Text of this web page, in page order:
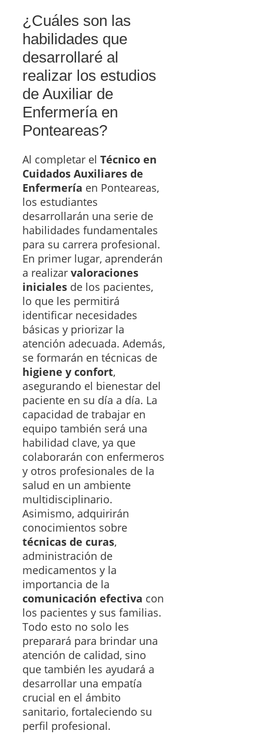
¿Cuáles son las
habilidades que
desarrollaré al
realizar los estudios
de Auxiliar de
Enfermería en
Ponteareas?
Al completar el Técnico en
Cuidados Auxiliares de
Enfermería en Ponteareas,
los estudiantes
desarrollarán una serie de
habilidades fundamentales
para su carrera profesional.
En primer lugar, aprenderán
a realizar valoraciones
iniciales de los pacientes,
lo que les permitirá
identificar necesidades
básicas y priorizar la
atención adecuada. Además,
se formarán en técnicas de
higiene y confort,
asegurando el bienestar del
paciente en su día a día. La
capacidad de trabajar en
equipo también será una
habilidad clave, ya que
colaborarán con enfermeros
y otros profesionales de la
salud en un ambiente
multidisciplinario.
Asimismo, adquirirán
conocimientos sobre
técnicas de curas,
administración de
medicamentos y la
importancia de la
comunicación efectiva con
los pacientes y sus familias.
Todo esto no solo les
preparará para brindar una
atención de calidad, sino
que también les ayudará a
desarrollar una empatía
crucial en el ámbito
sanitario, fortaleciendo su
perfil profesional.